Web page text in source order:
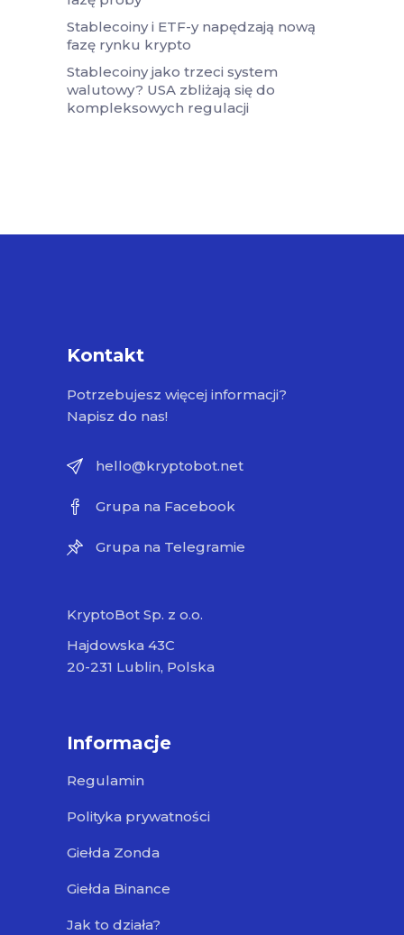
Stablecoiny i ETF-y napędzają nową
fazę rynku krypto
Stablecoiny jako trzeci system
walutowy? USA zbliżają się do
kompleksowych regulacji
Kontakt
Potrzebujesz więcej informacji?
Napisz do nas!
hello@kryptobot.net
Grupa na Facebook
Grupa na Telegramie
KryptoBot Sp. z o.o.
Hajdowska 43C
20-231 Lublin, Polska
Informacje
Regulamin
Polityka prywatności
Giełda Zonda
Giełda Binance
Jak to działa?